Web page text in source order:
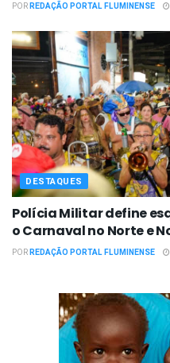
PORREDAÇÃO PORTAL FLUMINENSE
DESTAQUES
Polícia Militar define
o Carnaval no Norte e
PORREDAÇÃO PORTAL FLUMINENSE